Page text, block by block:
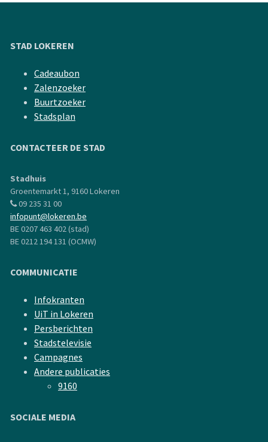
STAD LOKEREN
Cadeaubon
Zalenzoeker
Buurtzoeker
Stadsplan
CONTACTEER DE STAD
Stadhuis
Groentemarkt 1, 9160 Lokeren
09 235 31 00
infopunt@lokeren.be
BE 0207 463 402 (stad)
BE 0212 194 131 (OCMW)
COMMUNICATIE
Infokranten
UiT in Lokeren
Persberichten
Stadstelevisie
Campagnes
Andere publicaties
9160
SOCIALE MEDIA